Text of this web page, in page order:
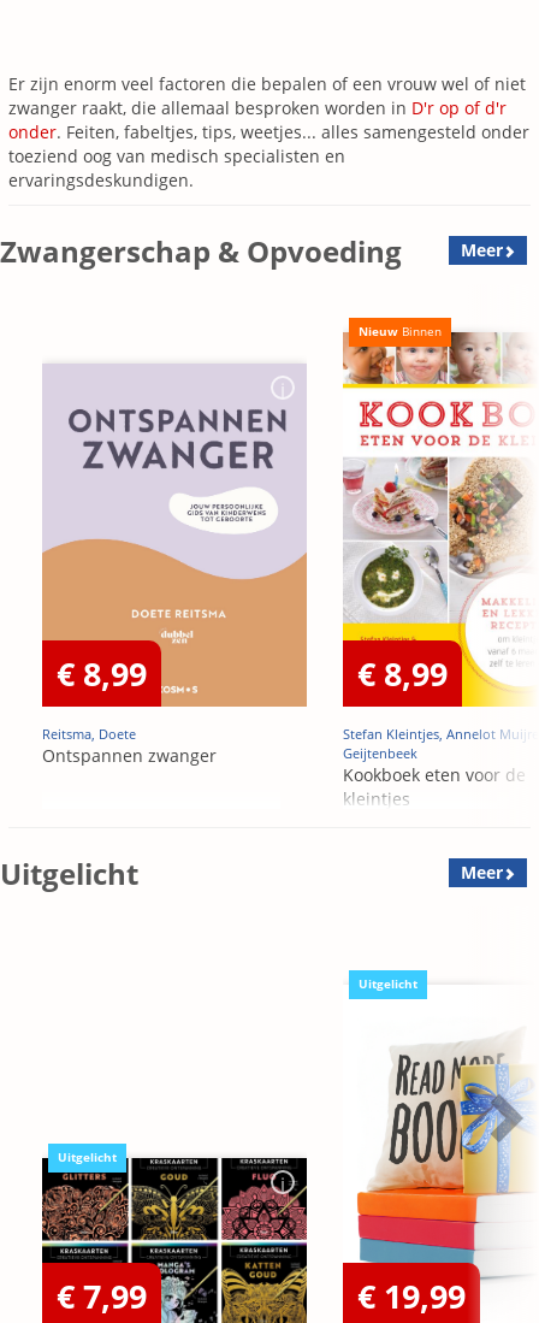
Er zijn enorm veel factoren die bepalen of een vrouw wel of niet
zwanger raakt, die allemaal besproken worden in D'r op of d'r
onder. Feiten, fabeltjes, tips, weetjes... alles samengesteld onder
toeziend oog van medisch specialisten en
ervaringsdeskundigen.
Zwangerschap & Opvoeding Meer
€ 8,99
Reitsma, Doete
Ontspannen zwanger
Nieuw Binnen
€ 8,99
Stefan Kleintjes, Annelot
Geijtenbeek
Kookboek eten voor de
kleintjes
Uitgelicht Meer
Uitgelicht
€ 7,99
Uitgelicht
€ 19,99